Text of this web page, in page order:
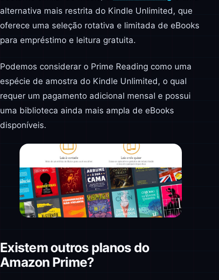
alternativa mais restrita do Kindle Unlimited, que
oferece uma seleção rotativa e limitada de eBooks
para empréstimo e leitura gratuita.
Podemos considerar o Prime Reading como uma
espécie de amostra do Kindle Unlimited, o qual
requer um pagamento adicional mensal e possui
uma biblioteca ainda mais ampla de eBooks
disponíveis.
Existem outros planos do
Amazon Prime?